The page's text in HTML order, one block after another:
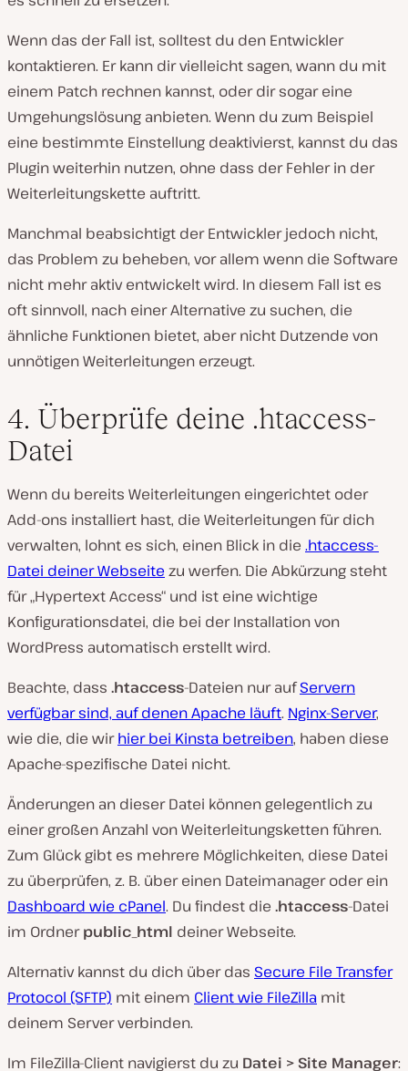
Wenn das der Fall ist, solltest du den Entwickler
kontaktieren. Er kann dir vielleicht sagen, wann du mit
einem Patch rechnen kannst, oder dir sogar eine
Umgehungslösung anbieten. Wenn du zum Beispiel
eine bestimmte Einstellung deaktivierst, kannst du das
Plugin weiterhin nutzen, ohne dass der Fehler in der
Weiterleitungskette auftritt.
Manchmal beabsichtigt der Entwickler jedoch nicht,
das Problem zu beheben, vor allem wenn die Software
nicht mehr aktiv entwickelt wird. In diesem Fall ist es
oft sinnvoll, nach einer Alternative zu suchen, die
ähnliche Funktionen bietet, aber nicht Dutzende von
unnötigen Weiterleitungen erzeugt.
4. Überprüfe deine .htaccess-
Datei
Wenn du bereits Weiterleitungen eingerichtet oder
Add-ons installiert hast, die Weiterleitungen für dich
verwalten, lohnt es sich, einen Blick in die .htaccess-
Datei deiner Webseite zu werfen. Die Abkürzung steht
für „Hypertext Access“ und ist eine wichtige
Konfigurationsdatei, die bei der Installation von
WordPress automatisch erstellt wird.
Beachte, dass .htaccess-Dateien nur aufServern
verfügbar sind, auf denen Apache läuft. Nginx-Server,
wie die, die wirhier bei Kinsta betreiben, haben diese
Apache-spezifische Datei nicht.
Änderungen an dieser Datei können gelegentlich zu
einer großen Anzahl von Weiterleitungsketten führen.
Zum Glück gibt es mehrere Möglichkeiten, diese Datei
zu überprüfen, z. B. über einen Dateimanager oder ein
Dashboard wie cPanel. Du findest die .htaccess-Datei
im Ordnerpublic_html deiner Webseite.
Alternativ kannst du dich über das Secure File Transfer
Protocol (SFTP) mit einem Client wie FileZilla mit
deinem Server verbinden.
Im FileZilla-Client navigierst du zu Datei > Site Manager: